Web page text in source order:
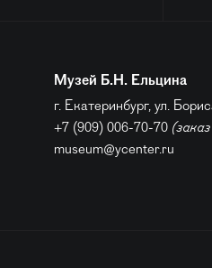
Музей Б.Н. Ельцина
г. Екатеринбург, ул.
+7 (909) 006-70-70
museum@ycenter.ru